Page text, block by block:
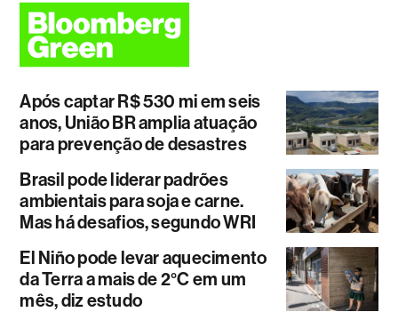
Após captar R$ 530 mi em seis
anos, União BR amplia atuação
para prevenção de desastres
Brasil pode liderar padrões
ambientais para soja e carne.
Mas há desafios, segundo WRI
El Niño pode levar aquecimento
da Terra a mais de 2°C em um
mês, diz estudo